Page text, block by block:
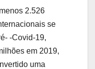
2.526
se
-Covid-19,
em 2019,
uma